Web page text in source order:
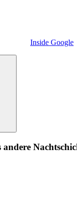
Inside Google
andere